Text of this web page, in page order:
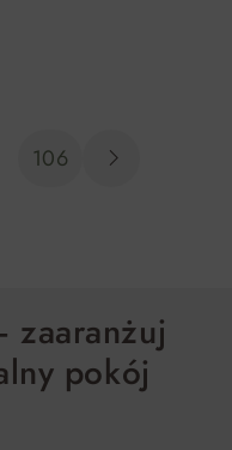
106
zaaranżuj
pokój